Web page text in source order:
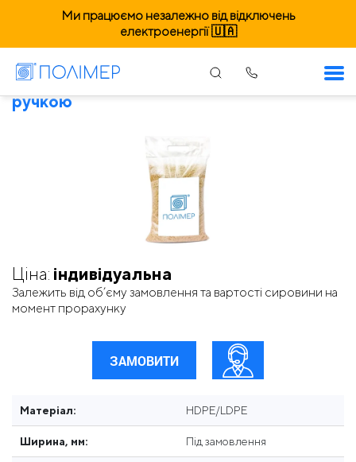
Ми працюємо незалежно від відключень
електроенергії 🇺🇦
Рівне. Пакети банан з укріпленою
ручкою
Ціна: індивідуальна
Залежить від об’єму замовлення та вартості сировини на
момент прорахунку
ЗАМОВИТИ
Матеріал: HDPE/LDPE
Ширина, мм: Під замовлення